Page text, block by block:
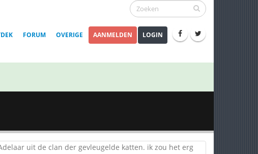
FORUM OVERIGE AANMELDEN LOGIN
uit de clan der gevleugelde katten. ik zou het erg